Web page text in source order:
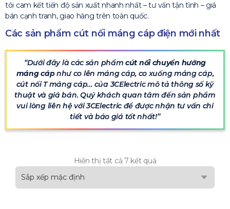
tôi cam kết tiến độ sản xuất nhanh nhất – tư vấn tận tình – giá
bán cạnh tranh, giao hàng trên toàn quốc.
Các sản phẩm cút nối máng cáp điện mới nhất
Dưới đây là các sản phẩmcút nối chuyển hướng
máng cápnhư co lên máng cáp, co xuống máng cáp,
cút nối T máng cáp… của 3CElectric mô tả thông số kỹ
thuật và giá bán. Quý khách quan tâm đến sản phẩm
vui lòng liên hệ với 3CElectric để được nhận tư vấn chi
tiết và báo giá tốt nhất!
Hiển thị tất cả 7 kết quả